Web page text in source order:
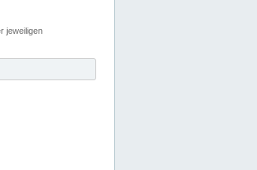
jeweiligen